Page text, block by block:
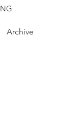
Archive